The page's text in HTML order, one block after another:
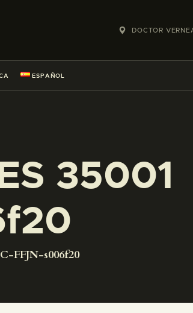
DOCTOR
ESPAÑOL
35001
FFJN-s006f20